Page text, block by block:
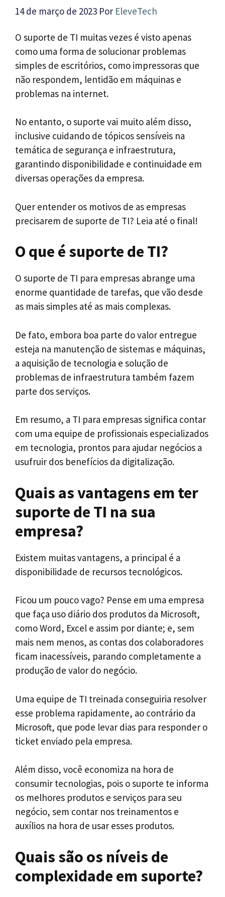
14 de março de 2023 Por EleveTech
O suporte de TI muitas vezes é visto apenas
como uma forma de solucionar problemas
simples de escritórios, como impressoras que
não respondem, lentidão em máquinas e
problemas na internet.
No entanto, o suporte vai muito além disso,
inclusive cuidando de tópicos sensíveis na
temática de segurança e infraestrutura,
garantindo disponibilidade e continuidade em
diversas operações da empresa.
Quer entender os motivos de as empresas
precisarem de suporte de TI? Leia até o final!
O que é suporte de TI?
O suporte de TI para empresas abrange uma
enorme quantidade de tarefas, que vão desde
as mais simples até as mais complexas.
De fato, embora boa parte do valor entregue
esteja na manutenção de sistemas e máquinas,
a aquisição de tecnologia e solução de
problemas de infraestrutura também fazem
parte dos serviços.
Em resumo, a TI para empresas significa contar
com uma equipe de profissionais especializados
em tecnologia, prontos para ajudar negócios a
usufruir dos benefícios da digitalização.
Quais as vantagens em ter
suporte de TI na sua
empresa?
Existem muitas vantagens, a principal é a
disponibilidade de recursos tecnológicos.
Ficou um pouco vago? Pense em uma empresa
que faça uso diário dos produtos da Microsoft,
como Word, Excel e assim por diante; e, sem
mais nem menos, as contas dos colaboradores
ficam inacessíveis, parando completamente a
produção de valor do negócio.
Uma equipe de TI treinada conseguiria resolver
esse problema rapidamente, ao contrário da
Microsoft, que pode levar dias para responder o
ticket enviado pela empresa.
Além disso, você economiza na hora de
consumir tecnologias, pois o suporte te informa
os melhores produtos e serviços para seu
negócio, sem contar nos treinamentos e
auxílios na hora de usar esses produtos.
Quais são os níveis de
complexidade em suporte?